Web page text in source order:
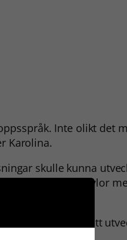
Inte olikt det
Karolina.
skulle kunna
upp tydliga tavlor
fler verktyg för att